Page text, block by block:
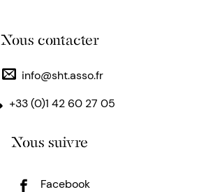
Nous contacter
info@sht.asso.fr
+33 (0)1 42 60 27 05
Nous suivre
Facebook